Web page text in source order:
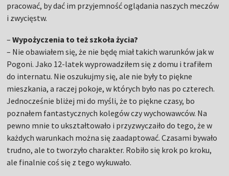
pracować, by dać im przyjemność oglądania naszych meczów
i zwycięstw.
–Wypożyczenia to też szkoła życia?
– Nie obawiałem się, że nie będę miał takich warunków jak w
Pogoni. Jako 12-latek wyprowadziłem się z domu i trafiłem
do internatu. Nie oszukujmy się, ale nie były to piękne
mieszkania, a raczej pokoje, w których było nas po czterech.
Jednocześnie bliżej mi do myśli, że to piękne czasy, bo
poznałem fantastycznych kolegów czy wychowawców. Na
pewno mnie to ukształtowało i przyzwyczaiło do tego, że w
każdych warunkach można się zaadaptować. Czasami bywało
trudno, ale to tworzyło charakter. Robiło się krok po kroku,
ale finalnie coś się z tego wykuwało.